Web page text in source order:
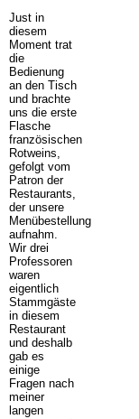
Just in
diesem
Moment trat
die
Bedienung
an den Tisch
und brachte
uns die erste
Flasche
französischen
Rotweins,
gefolgt vom
Patron der
Restaurants,
der unsere
Menübestellung
aufnahm.
Wir drei
Professoren
waren
eigentlich
Stammgäste
in diesem
Restaurant
und deshalb
gab es
einige
Fragen nach
meiner
langen